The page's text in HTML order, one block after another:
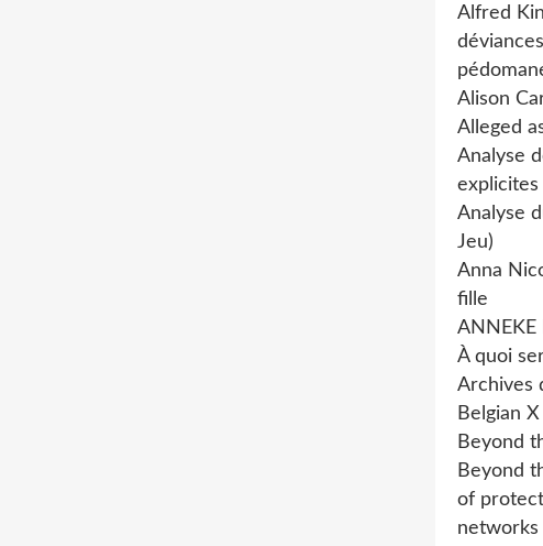
Alfred
Alison
Alleged
Analyse
explicites
Analyse
Jeu)
Anna
fille
ANNEKE
À quoi
Archives
Belgian
Beyond
Beyond
of
networks